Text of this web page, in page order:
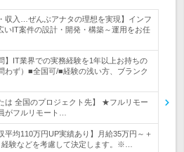
収入…ぜんぶアナタの理想を実現】インフ
いIT案件の設計・開発・構築～運用をお任
】IT業界での実務経験を1年以上お持ちの
わず）■全国可/■経験の浅い方、ブランク
は 全国のプロジェクト先】 ★フルリモー
がフルリモート…
平均110万円UP実績あり】月給35万円～＋
験などを考慮して決定します。※…